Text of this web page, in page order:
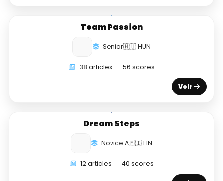
Team Passion
Senior🇭🇺 HUN
38 articles 56 scores
Voir
Dream Steps
Novice A🇫🇮 FIN
12 articles 40 scores